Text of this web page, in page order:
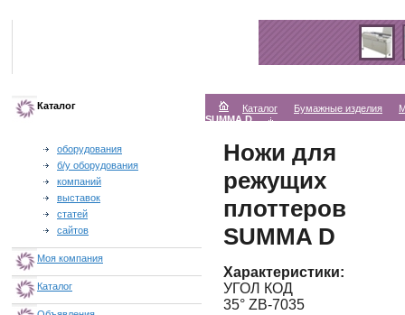
Каталог
оборудования
б/у оборудования
компаний
выставок
статей
сайтов
Моя компания
Каталог
Каталог Бумажные изделия
SUMMA D
Ножи для
режущих
плоттеров
SUMMA D
Характеристики:
УГОЛ КОД
35° ZB-7035